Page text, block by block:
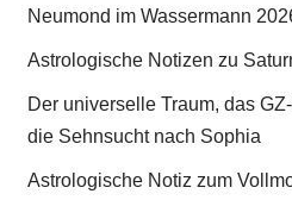
Neumond im Wassermann
Astrologische Notizen zu
Der universelle Traum, das
die Sehnsucht nach Sophia
Astrologische Notiz zum